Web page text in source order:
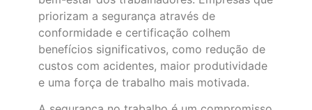
priorizam a segurança através de
conformidade e certificação colhem
benefícios significativos, como redução de
custos com acidentes, maior produtividade
e uma força de trabalho mais motivada.